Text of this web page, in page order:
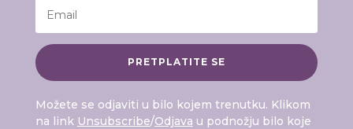
PRETPLATITE SE
Možete se odjaviti u bilo kojem trenutku. Klikom
na link Unsubscribe/Odjava u podnožju bilo koje